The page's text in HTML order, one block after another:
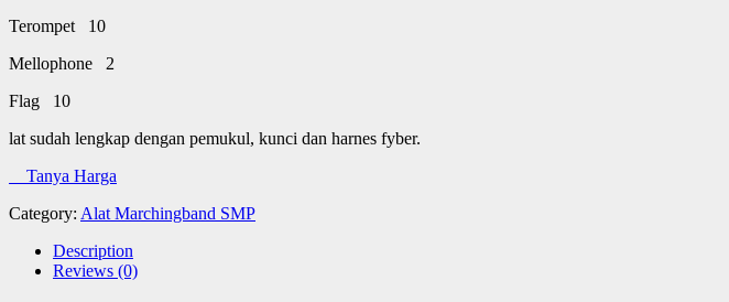
Terompet 10
Mellophone 2
Flag 10
lat sudah lengkap dengan pemukul, kunci dan harnes fyber.
Tanya Harga
Category: Alat Marchingband SMP
Description
Reviews (0)